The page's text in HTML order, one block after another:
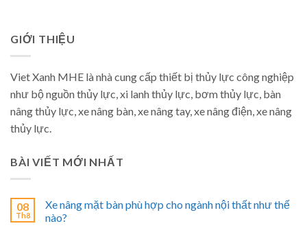
GIỚI THIỆU
Viet Xanh MHE là nhà cung cấp thiết bị thủy lực công nghiệp
như bộ nguồn thủy lực, xi lanh thủy lực, bơm thủy lực, bàn
nâng thủy lực, xe nâng bàn, xe nâng tay, xe nâng điện, xe nâng
thủy lực.
BÀI VIẾT MỚI NHẤT
08
Th8
Xe nâng mặt bàn phù hợp cho ngành nội thất như thế
nào?